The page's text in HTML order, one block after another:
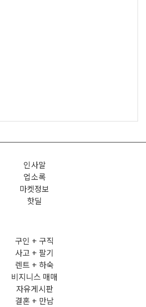
인사말
업소록
마켓정보
핫딜
구인 + 구직
사고 + 팔기
렌트 + 하숙
비지니스 매매
자유게시판
결혼 + 만남